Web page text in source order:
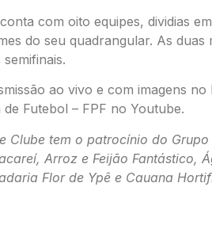
com oito equipes, dividias
do seu quadrangular. As duas
ao vivo e com imagens
de Futebol – FPF no Youtube.
Clube tem o patrocínio do
Arroz e Feijão Fantástico,
Flor de Ypê e Cauana